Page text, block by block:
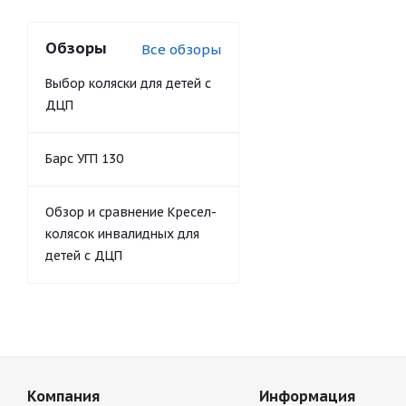
Обзоры Все обзоры
Выбор коляски для детей с
ДЦП
Барс УГП 130
Обзор и сравнение Кресел-
колясок инвалидных для
детей с ДЦП
Компания Информация